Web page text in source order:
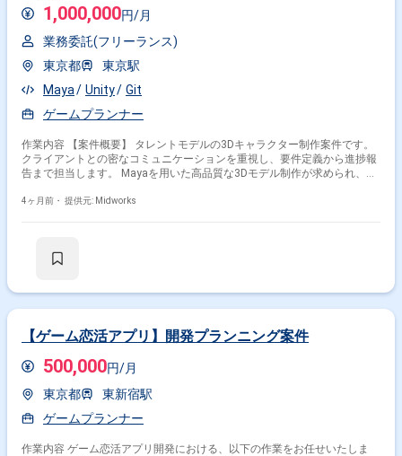
1,000,000円/月
業務委託(フリーランス)
東京都
東京駅
Maya
Unity
Git
ゲームプランナー
作業内容 【案件概要】 タレントモデルの3Dキャラクター制作案件です。
クライアントとの密なコミュニケーションを重視し、要件定義から進捗報
告まで担当します。 Mayaを用いた高品質な3Dモデル制作が求められ、人
討可）となり、1名体制でプロジェクトを推進します。 【作業内容】 ・
4ヶ月前・ 提供元: Midworks
【ゲーム恋活アプリ】開発プランニング案件
500,000円/月
東京都
東新宿駅
ゲームプランナー
作業内容 ゲーム恋活アプリ開発における、以下の作業をお任せいたしま